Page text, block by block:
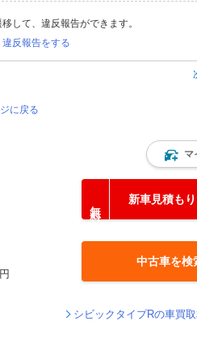
して、違反報告ができます。
違反報告をする
に戻る
マ
新車見積も
中古車を検
シビックタイプRの車買